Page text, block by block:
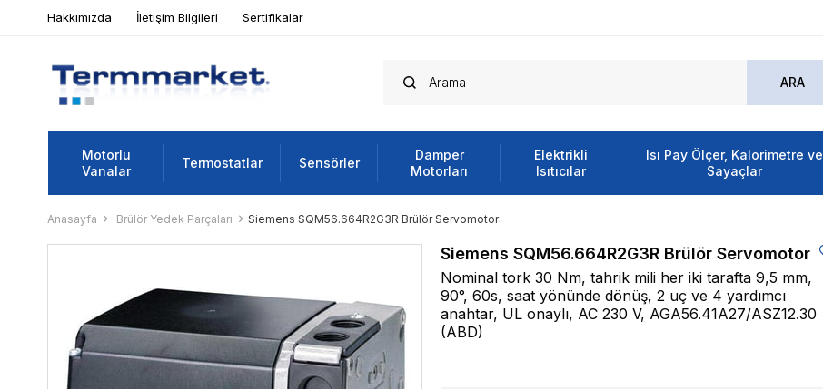
Hakkımızda İletişim Bilgileri Sertifikalar
Motorlu
Vanalar
Termostatlar Sensörler
Damper
Motorları
Elektrikli
Isıtıcılar
Isı Pay Ölçer, Kalorimetre ve
Sayaçlar
Anasayfa Brülör Yedek Parçaları Siemens SQM56.664R2G3R Brülör Servomotor
Siemens SQM56.664R2G3R Brülör Servomotor
Nominal tork 30 Nm, tahrik mili her iki tarafta 9,5 mm,
90°, 60s, saat yönünde dönüş, 2 uç ve 4 yardımcı
anahtar, UL onaylı, AC 230 V, AGA56.41A27/ASZ12.30
(ABD)